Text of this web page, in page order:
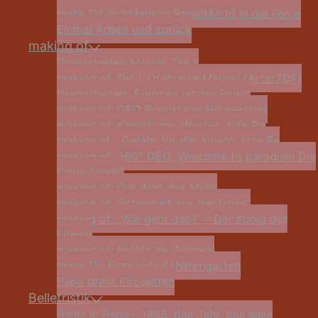
mare TV: Sylt Mensch Papa!Mit 16 in die Ferne
Einmal Arbeit und zurück
making of
Dreharbeiten Malawi Teil II
making of, Teil I, Drehreise Malawi (Arte/ZDF)
Dreharbeiten „Europas letzter Fluss“
making of: GEO Reportage Neuseeland
making of: Kampf ums Wasser, Arte Re
making of: „Gefahr für die Alpen“, Arte Re
making of: 360° GEO „Welcome to paradise! Die
Cook Ilands“
making of: Der Weg des Mülls
making of „Schönheit aus der Dose“
making of: „Wie geht das?“ – Der König der
Löwen
making of: Nichts als Tanzen!
mare TV: Finnlands Schärengärten
Papa dreht Pirouetten
Belletristik
Paula in Paris – 1985, das Jahr, das alles